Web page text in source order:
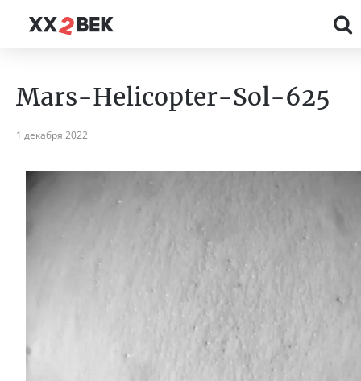
Mars-Helicopter-Sol-625
1 декабря 2022